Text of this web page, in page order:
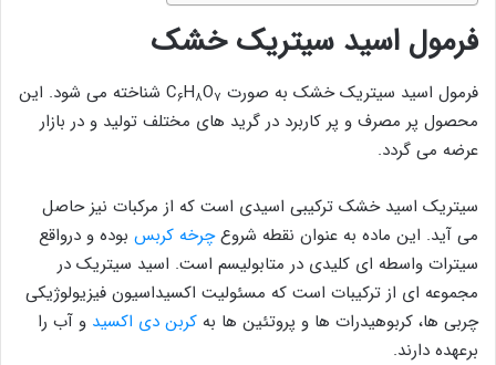
فرمول اسید سیتریک خشک
فرمول اسید سیتریک خشک به صورت C ۶H۸O۷
شناخته می شود. این
محصول پر مصرف و پر کاربرد در گرید های مختلف تولید و در بازار
عرضه می گردد.
سیتریک اسید خشک ترکیبی اسیدی است که از مرکبات نیز حاصل
می آید. این ماده به عنوان نقطه شروعچرخه کربس بوده و درواقع
سیترات واسطه ای کلیدی در متابولیسم است. اسید سیتریک در
مجموعه ای از ترکیبات است که مسئولیت اکسیداسیون فیزیولوژیکی
چربی ها، کربوهیدرات ها و پروتئین ها به کربن دی اکسید و آب را
برعهده دارند.